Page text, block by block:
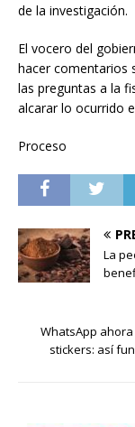
de la investigación.
El vocero del
hacer comentarios
las preguntas a la
alcarar lo ocurrido
Proceso
La
WhatsApp
stickers: así